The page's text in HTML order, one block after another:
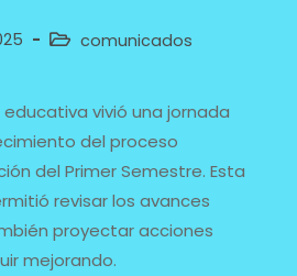
comunicados
vivió una jornada
del proceso
del Primer Semestre. Esta
revisar los avances
proyectar acciones
mejorando.